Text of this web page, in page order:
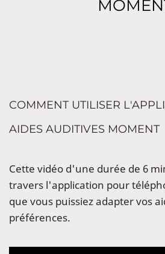
COMMENT UTILISER
AIDES AUDITIVES MOMENT
Cette vidéo d'une durée de 6
travers l'application pour
que vous puissiez adapter vos
préférences.